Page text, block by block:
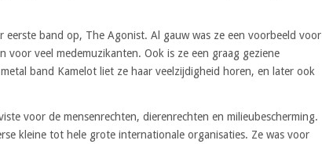
eerste band op, The Agonist. Al gauw was ze een voorbeeld voor
voor veel medemuzikanten. Ook is ze een graag geziene
band Kamelot liet ze haar veelzijdigheid horen, en later ook
voor de mensenrechten, dierenrechten en milieubescherming.
kleine tot hele grote internationale organisaties. Ze was voor